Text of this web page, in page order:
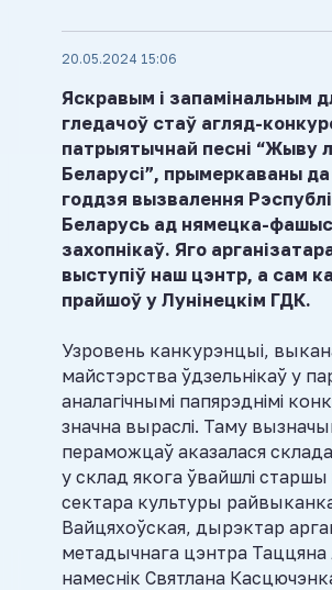
20.05.2024 15:06
Яскравым і запамінальным
гледачоў стаў агляд-
патрыятычнай песні “Жыву
Беларусі”, прымеркаваны
годдзя вызвалення
Беларусь ад нямецка-
захопнікаў. Яго
выступіў наш цэнтр, а сам
прайшоў у Лунінецкім ГДК.
Узровень канкурэнцыі,
майстэрства ўдзельнікаў у
аналагічнымі папярэднімі
значна выраслі. Таму
пераможцаў аказалася
у склад якога ўвайшлі старшы
сектара культуры
Вайцяхоўская, дырэктар
метадычнага цэнтра Таццяна
намеснік Святлана